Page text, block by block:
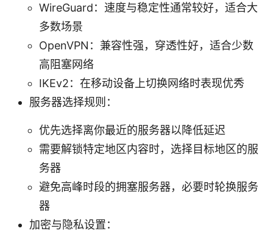
WireGuard：速度与稳定性通常较好，适合大
多数场景
OpenVPN：兼容性强，穿透性好，适合少数
高阻塞网络
IKEv2：在移动设备上切换网络时表现优秀
服务器选择规则：
优先选择离你最近的服务器以降低延迟
需要解锁特定地区内容时，选择目标地区的服
务器
避免高峰时段的拥塞服务器，必要时轮换服务
器
加密与隐私设置：